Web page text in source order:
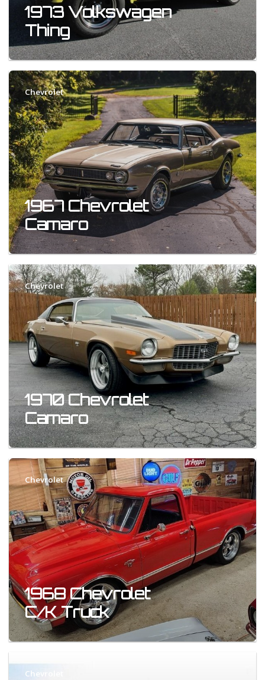
1973 Volkswagen
Thing
Chevrolet
1967 Chevrolet
Camaro
Chevrolet
1970 Chevrolet
Camaro
Chevrolet
1968 Chevrolet
C/K Truck
Chevrolet